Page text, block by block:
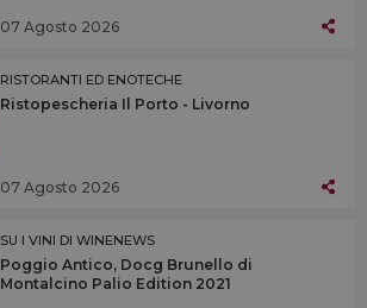
07 Agosto 2026
RISTORANTI ED ENOTECHE
Ristopescheria Il Porto - Livorno
07 Agosto 2026
SU I VINI DI WINENEWS
Poggio Antico, Docg Brunello di
Montalcino Palio Edition 2021